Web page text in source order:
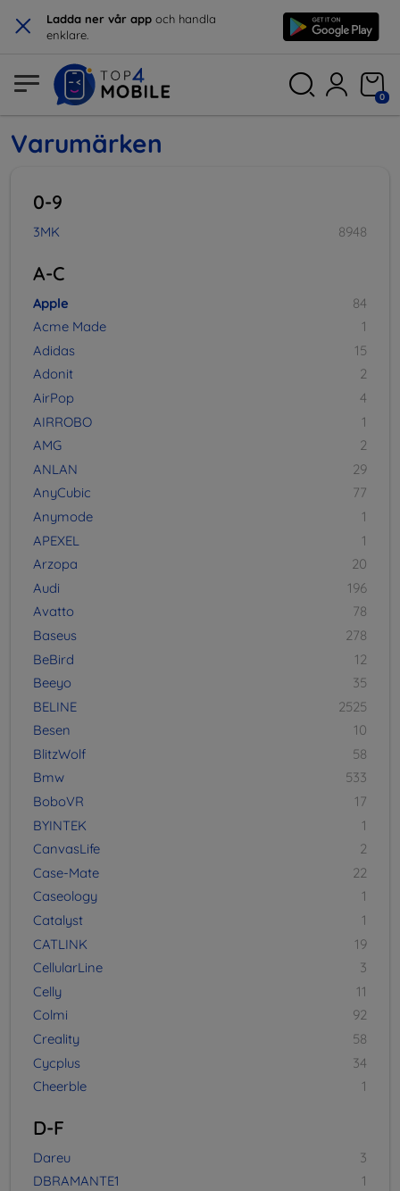
× Ladda ner vår app och handla
enklare.
0
Varumärken
0-9
3MK 8948
A-C
Apple
84
Acme Made
1
Adidas
15
Adonit
2
AirPop
4
AIRROBO
1
AMG
2
ANLAN
29
AnyCubic
77
Anymode
1
APEXEL
1
Arzopa
20
Audi
196
Avatto
78
Baseus
278
BeBird
12
Beeyo
35
BELINE
2525
Besen
10
BlitzWolf
58
Bmw
533
BoboVR
17
BYINTEK
1
CanvasLife
2
Case-Mate
22
Caseology
1
Catalyst
1
CATLINK
19
CellularLine
3
Celly
11
Colmi
92
Creality
58
Cycplus
34
Cheerble
1
D-F
Dareu
3
DBRAMANTE1
1